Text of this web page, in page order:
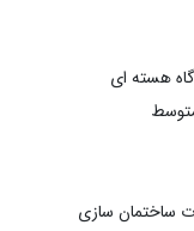
ای
سازی